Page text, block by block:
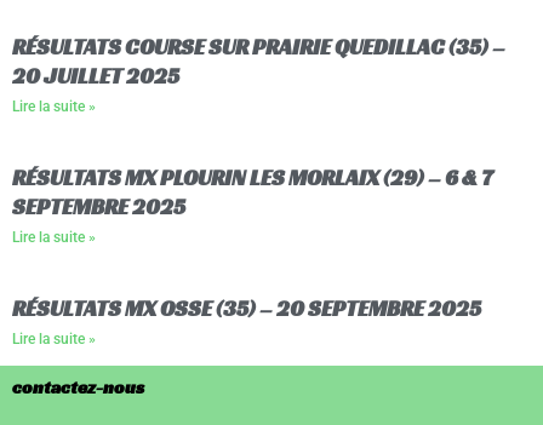
RÉSULTATS COURSE SUR PRAIRIE QUEDILLAC (35) –
20 JUILLET 2025
Lire la suite »
RÉSULTATS MX PLOURIN LES MORLAIX (29) – 6 & 7
SEPTEMBRE 2025
Lire la suite »
RÉSULTATS MX OSSE (35) – 20 SEPTEMBRE 2025
Lire la suite »
contactez-nous